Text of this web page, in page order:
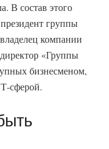
В состав этого
группы
компании
«Группы
бизнесменом,
сферой.